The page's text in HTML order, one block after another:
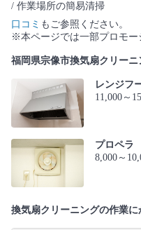
/ 作業場所の簡易清掃
口コミ もご参照ください。
※本ページでは一部プロモー
福岡県宗像市換気扇クリー
レンジフ
11,000～
プロペラ
8,000～
換気扇クリーニングの作業に